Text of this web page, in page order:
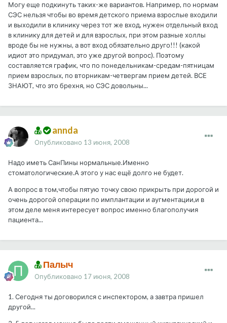
Могу еще подкинуть таких-же вариантов. Например, по нормам
СЭС нельзя чтобы во время детского приема взрослые входили
и выходили в клинику через тот же вход, нужен отдельный вход
в клинику для детей и для взрослых, при этом разные холлы
вроде бы не нужны, а вот вход обязательно друго!!! (какой
идиот это придумал, это уже другой вопрос). Поэтому
составляется график, что по понедельникам-средам-пятницам
прием взрослых, по вторникам-четвергам прием детей. ВСЕ
ЗНАЮТ, что это брехня, но СЭС довольны...
annda
Опубликовано 13 июня, 2008
Надо иметь СанПины нормальные.Именно
стоматологические.А этого у нас ещё долго не будет.
А вопрос в том,чтобы пятую точку свою прикрыть при дорогой и
очень дорогой операции по имплантации и аугментации,и в
этом деле меня интересует вопрос именно благополучия
пациента...
Палыч
Опубликовано 17 июня, 2008
1. Сегодня ты договорился с инспектором, а завтра пришел
другой...